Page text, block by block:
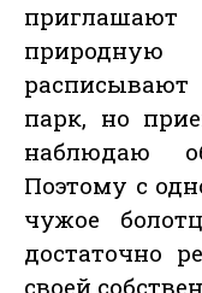
природную
парк, но
наблюдаю
Поэтому с
чужое
достаточно
своей